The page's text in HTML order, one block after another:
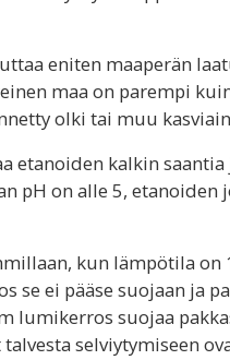
eniten maaperän
maa on parempi
olki tai muu
etanoiden kalkin saantia
pH on alle 5,
kun lämpötila on
se ei pääse suojaan ja
lumikerros suojaa
selviytymiseen